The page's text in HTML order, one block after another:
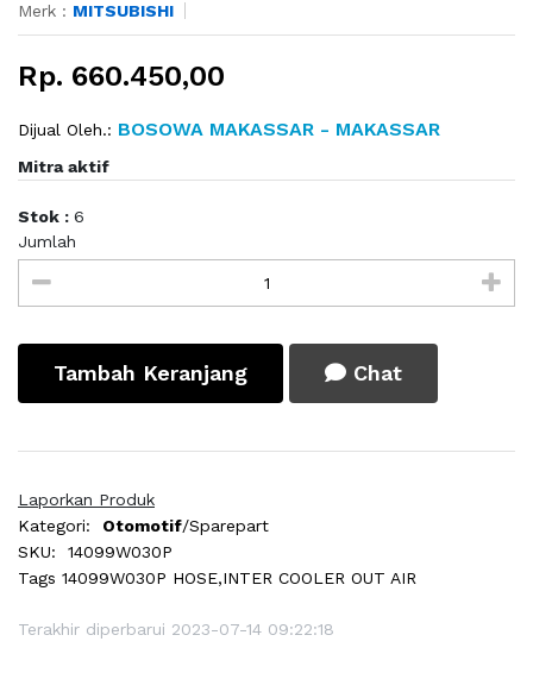
Merk : MITSUBISHI
Rp. 660.450,00
Dijual Oleh.: BOSOWA MAKASSAR - MAKASSAR
Mitra aktif
Stok : 6
Jumlah
Tambah Keranjang Chat
Laporkan Produk
Kategori:
Otomotif/Sparepart
SKU:
14099W030P
Tags 14099W030P HOSE,INTER COOLER OUT AIR
Terakhir diperbarui 2023-07-14 09:22:18